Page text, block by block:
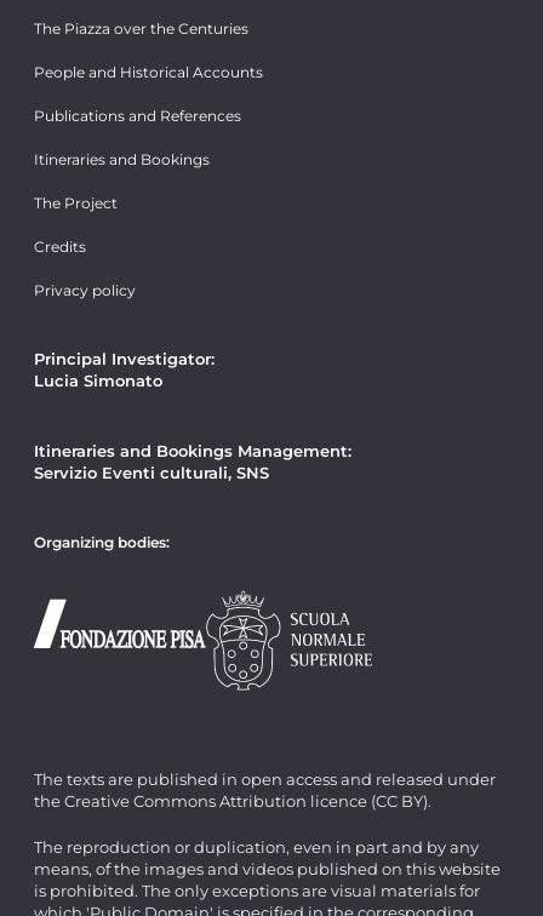
The Piazza over the Centuries
People and Historical Accounts
Publications and References
Itineraries and Bookings
The Project
Credits
Privacy policy
Principal Investigator:
Lucia Simonato
Itineraries and Bookings Management:
Servizio Eventi culturali, SNS
Organizing bodies:
The texts are published in open access and released under
the Creative Commons Attribution licence (CC BY).
The reproduction or duplication, even in part and by any
means, of the images and videos published on this website
is prohibited. The only exceptions are visual materials for
which 'Public Domain' is specified in the corresponding